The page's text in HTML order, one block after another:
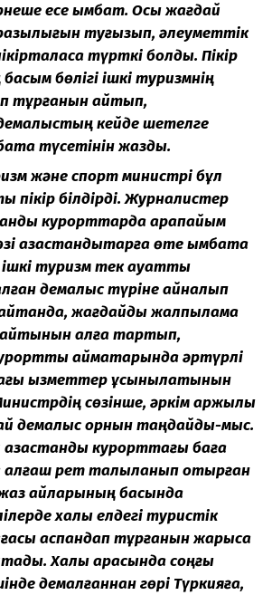
есе қымбат. Осы жағдай
туғызып, әлеуметтік
түрткі болды. Пікір
басым бөлігі ішкі туризмнің
тұрғанын айтып,
кейде шетелге
түсетінін жазды.
және спорт министрі бұл
пікір білдірді. Журналистер
курорттарда қарапайым
қазақстандықтарға өте қымбатқа
туризм тек ауқатты
демалыс түріне айналып
жағдайды жалпылама
алға тартып,
аймақтарында әртүрлі
қызметтер ұсынылатынын
сөзінше, әркім қаржылық
демалыс орнын таңдайды-мыс.
курорттағы баға
алғаш рет талқыланып отырған
айларының басында
халық елдегі туристік
аспандап тұрғанын жарыса
Халық арасында соңғы
демалғаннан гөрі Түркияға,